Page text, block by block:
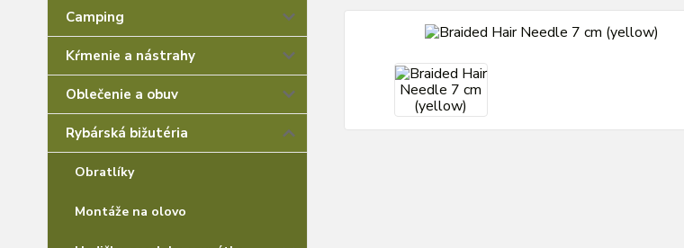
Camping
Kŕmenie a nástrahy
Oblečenie a obuv
Rybárská bižutéria
Obratlíky
Montáže na olovo